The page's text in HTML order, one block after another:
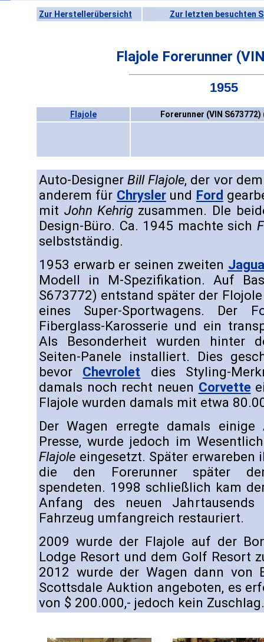
Zur Herstellerübersicht Zur letzten besuchten
Flajole Forerunner
1955
Flajole Forerunner (VIN S673772)
Auto-DesignerBill Flajole, der vor
anderem für Chryslerund Ford
mit John Kehrigzusammen. DIe
Design-Büro. Ca. 1945 machte sich
selbstständig.
1953 erwarb er seinen zweiten
Modell in M-Spezifikation. Auf
S673772) entstand später der
eines Super-Sportwagens. Der
Fiberglass-Karosserie und ein
Als Besonderheit wurden hinter
Seiten-Panele installiert. Dies
bevor Chevrolet dies Styling-
damals noch recht neuen Corvette
Flajole wurden damals mit etwa
Der Wagen erregte damals
Presse, wurde jedoch im
Flajole eingesetzt. Später erwareben
die den Forerunner später
spendeten. 1998 schließlich kam
Anfang des neuen
Fahrzeug umfangreich restauriert.
2009 wurde der Flajole auf der
Lodge Resort und dem Golf Resort
2012 wurde der Wagen dann von
Scottsdale Auktion angeboten, es
von $ 200.000,- jedoch kein Zuschlag.